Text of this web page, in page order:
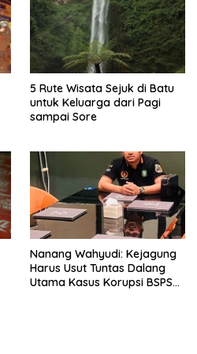
5 Rute Wisata Sejuk di Batu
untuk Keluarga dari Pagi
sampai Sore
Nanang Wahyudi: Kejagung
Harus Usut Tuntas Dalang
Utama Kasus Korupsi BSPS